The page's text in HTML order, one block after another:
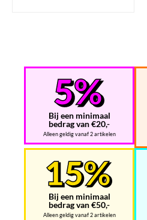
Bij een minimaal
bedrag van €20,-
Alleen geldig vanaf 2 artikelen
Bij een minimaal
bedrag van €50,-
Alleen geldig vanaf 2 artikelen